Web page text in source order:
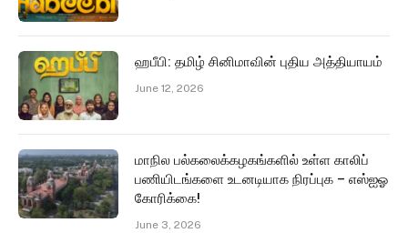
ஹபீபி: தமிழ் சினிமாவின் புதிய அத்தியாயம்
June 12, 2026
மாநில பல்கலைக்கழகங்களில் உள்ள காலிப்
பணியிடங்களை உடனடியாக நிரப்புக – எஸ்ஐஓ
கோரிக்கை!
June 3, 2026